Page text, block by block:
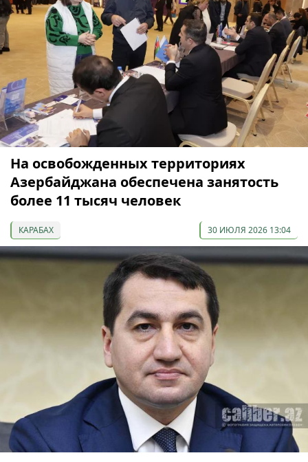
На освобожденных территориях
Азербайджана обеспечена занятость
более 11 тысяч человек
КАРАБАХ 30 ИЮЛЯ 2026 13:04